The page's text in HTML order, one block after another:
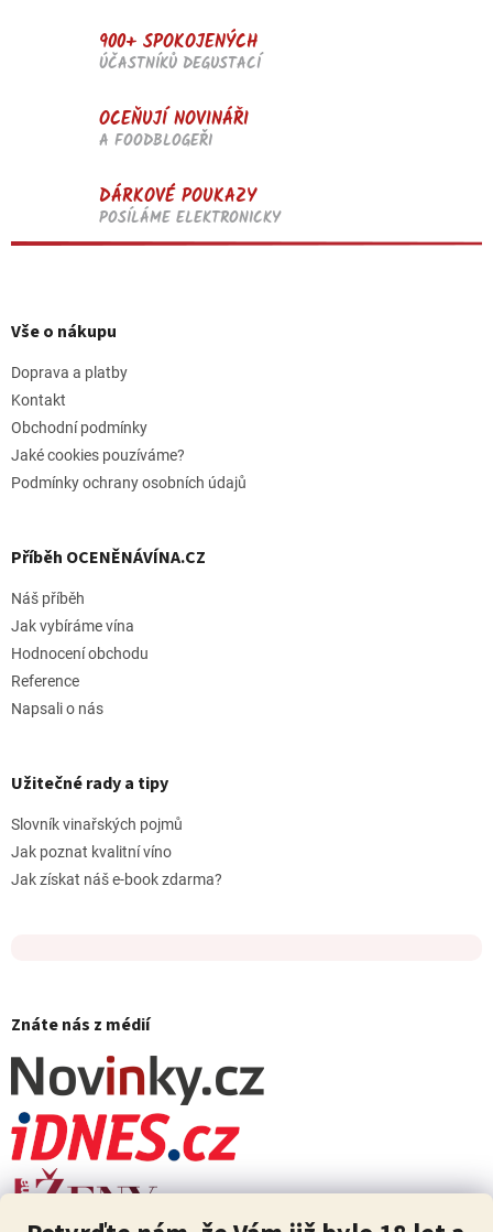
900+ SPOKOJENÝCH
ÚČASTNÍKŮ DEGUSTACÍ
OCEŇUJÍ NOVINÁŘI
A FOODBLOGEŘI
DÁRKOVÉ POUKAZY
POSÍLÁME ELEKTRONICKY
pVše o nákupu
Doprava a platby
Kontakt
Obchodní podmínky
Jaké cookies pouzíváme?
Podmínky ochrany osobních údajů
Příběh OCENĚNÁVÍNA.CZ
Náš příběh
Jak vybíráme vína
Hodnocení obchodu
Reference
Napsali o nás
Užitečné rady a tipy
Slovník vinařských pojmů
Jak poznat kvalitní víno
Jak získat náš e-book zdarma?
Znáte nás z médií